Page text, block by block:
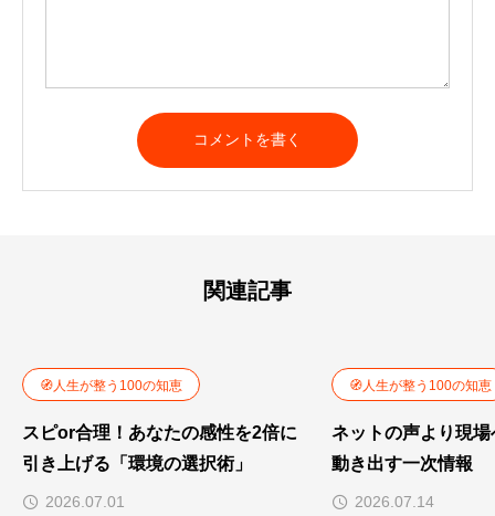
関連記事
🧭人生が整う100の知恵
スピor合理！あなたの感性を2倍に
引き上げる「環境の選択術」
2026.07.01
🧭人生が整う100の知恵
ネットの声より現
動き出す一次情報
2026.07.14